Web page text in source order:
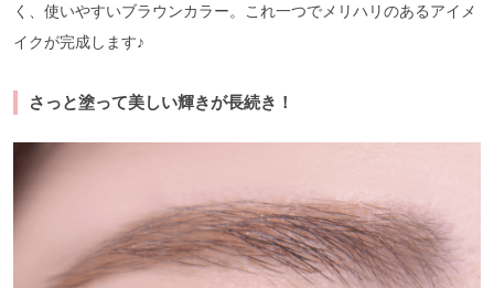
く、使いやすいブラウンカラー。これ一つでメリハリのあるアイメ
イクが完成します♪
さっと塗って美しい輝きが長続き！